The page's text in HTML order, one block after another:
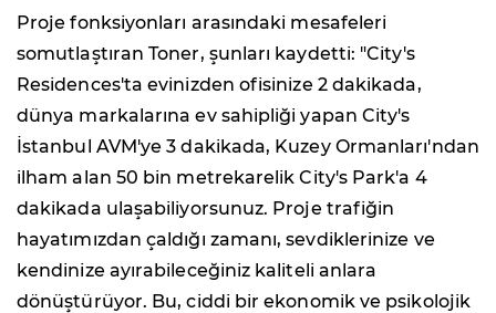
Proje fonksiyonları arasındaki mesafeleri
somutlaştıran Toner, şunları kaydetti: "City's
Residences'ta evinizden ofisinize 2 dakikada,
dünya markalarına ev sahipliği yapan City's
İstanbul AVM'ye 3 dakikada, Kuzey Ormanları'ndan
ilham alan 50 bin metrekarelik City's Park'a 4
dakikada ulaşabiliyorsunuz. Proje trafiğin
hayatımızdan çaldığı zamanı, sevdiklerinize ve
kendinize ayırabileceğiniz kaliteli anlara
dönüştürüyor. Bu, ciddi bir ekonomik ve psikolojik